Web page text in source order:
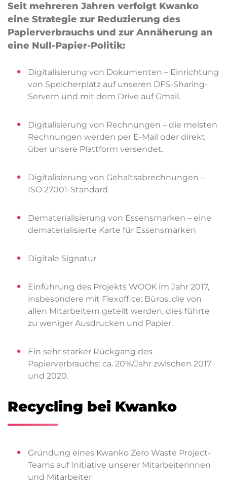
Seit mehreren Jahren verfolgt Kwanko
eine Strategie zur Reduzierung des
Papierverbrauchs und zur Annäherung an
eine Null-Papier-Politik:
Digitalisierung von Dokumenten – Einrichtung
von Speicherplatz auf unseren DFS-Sharing-
Servern und mit dem Drive auf Gmail.
Digitalisierung von Rechnungen – die meisten
Rechnungen werden per E-Mail oder direkt
über unsere Plattform versendet.
Digitalisierung von Gehaltsabrechnungen –
ISO 27001-Standard
Dematerialisierung von Essensmarken – eine
dematerialisierte Karte für Essensmarken
Digitale Signatur
Einführung des Projekts WOOK im Jahr 2017,
insbesondere mit Flexoffice: Büros, die von
allen Mitarbeitern geteilt werden, dies führte
zu weniger Ausdrucken und Papier.
Ein sehr starker Rückgang des
Papierverbrauchs: ca. 20%/Jahr zwischen 2017
und 2020.
Recycling bei Kwanko
Gründung eines Kwanko Zero Waste Project-
Teams auf Initiative unserer Mitarbeiterinnen
und Mitarbeiter